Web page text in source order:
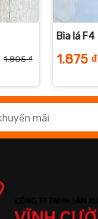
1.805₫
1.805 ₫.
là:
1.605 ₫.
Bìa lá F4
1.875 ₫